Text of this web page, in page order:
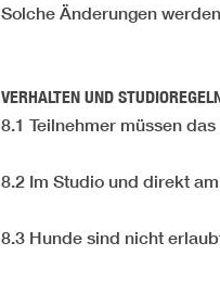
Solche Änderungen
VERHALTEN UND
8.1 Teilnehmer müssen
8.2 Im Studio und direkt
8.3 Hunde sind nicht